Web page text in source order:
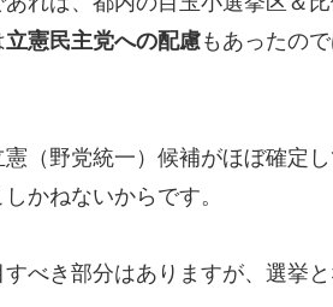
立憲民主党への配慮もあったの
（野党統一）候補がほぼ確定
かねないからです。
べき部分はありますが、選挙